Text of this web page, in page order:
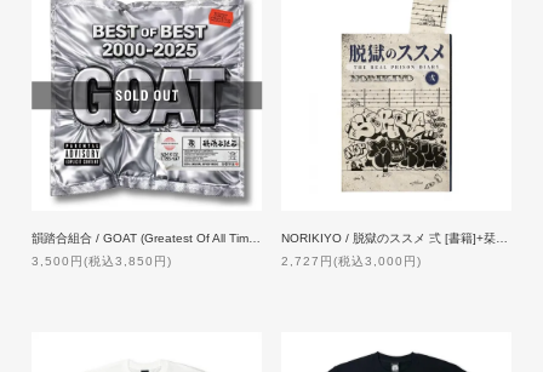
3,500円(税込3,850円)
2,727円(税込3,000円)